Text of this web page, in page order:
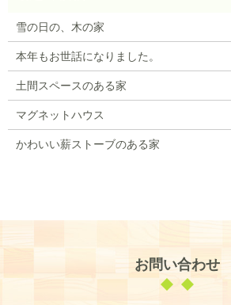
雪の日の、木の家
本年もお世話になりました。
土間スペースのある家
マグネットハウス
かわいい薪ストーブのある家
お問い合わせ